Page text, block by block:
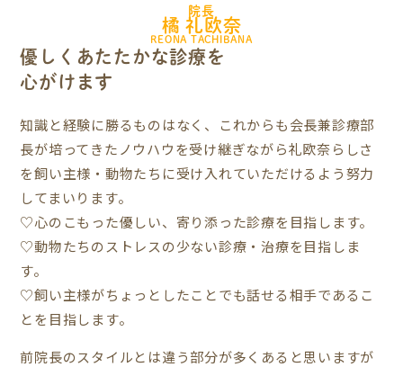
院長
橘 礼欧奈
REONA TACHIBANA
優しくあたたかな診療を
心がけます
知識と経験に勝るものはなく、
これからも会長兼診療部
長が培ってきたノウハウを受け継ぎながら礼欧奈らしさ
を飼い主様・動物たちに受け入れていただけるよう努力
してまいります。
♡心のこもった優しい、寄り添った診療を目指します。
♡動物たちのストレスの少ない診療・治療を目指しま
す。
♡飼い主様がちょっとしたことでも話せる相手であるこ
とを目指します。
前院長のスタイルとは違う部分が多くあると思いますが